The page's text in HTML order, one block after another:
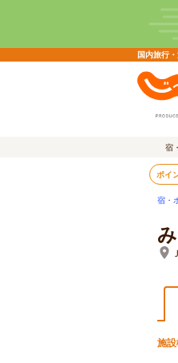
国内旅行
宿
ポイ
宿・
施